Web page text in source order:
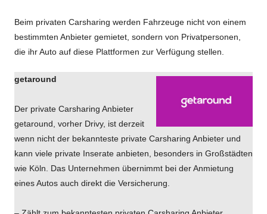
Beim privaten Carsharing werden Fahrzeuge nicht von einem
bestimmten Anbieter gemietet, sondern von Privatpersonen,
die ihr Auto auf diese Plattformen zur Verfügung stellen.
getaround
Der private Carsharing Anbieter
getaround, vorher Drivy, ist derzeit
wenn nicht der bekannteste private Carsharing Anbieter und
kann viele private Inserate anbieten, besonders in Großstädten
wie Köln. Das Unternehmen übernimmt bei der Anmietung
eines Autos auch direkt die Versicherung.